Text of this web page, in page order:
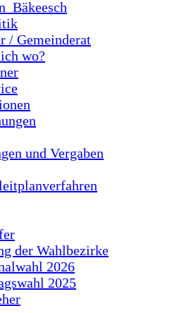
/ Gemeinderat
wo?
und Vergaben
der Wahlbezirke
2026
2025